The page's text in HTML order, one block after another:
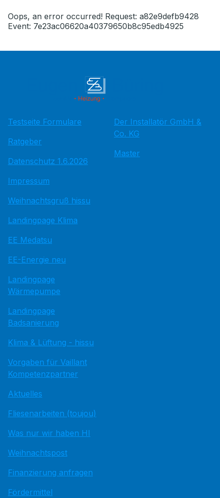
Oops, an error occurred! Request: a82e9defb9428
Event: 7e23ac06620a40379650b8c95edb4925
Testseite Formulare
Ratgeber
Datenschutz 1.6.2026
Impressum
Weihnachtsgruß hissu
Landingpage Klima
EE Medatsu
EE-Energie neu
Landingpage
Wärmepumpe
Landingpage
Badsanierung
Klima & Lüftung - hissu
Vorgaben für Vaillant
Kompetenzpartner
Aktuelles
Fliesenarbeiten (toujou)
Was nur wir haben HI
Weihnachtspost
Finanzierung anfragen
Fördermittel
Der Installatör GmbH &
Co. KG
Master